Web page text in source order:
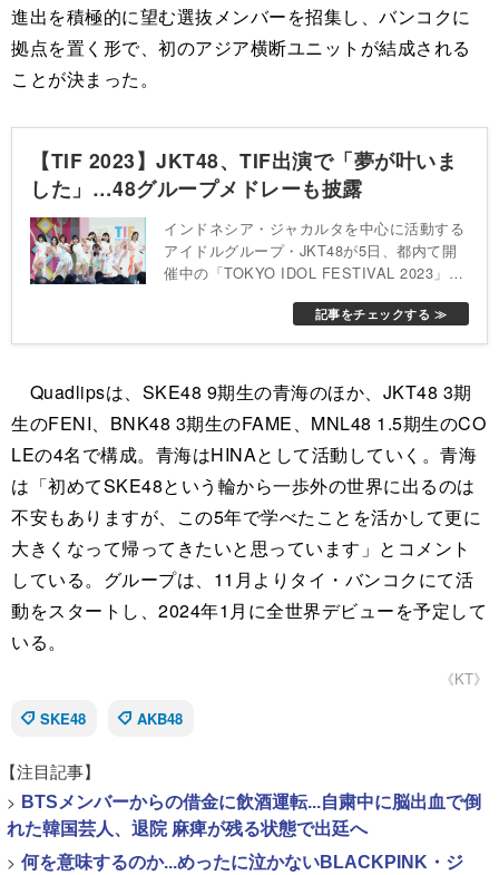
進出を積極的に望む選抜メンバーを招集し、バンコクに
拠点を置く形で、初のアジア横断ユニットが結成される
ことが決まった。
【TIF 2023】JKT48、TIF出演で「夢が叶いま
した」…48グループメドレーも披露
インドネシア・ジャカルタを中心に活動する
アイドルグループ・JKT48が5日、都内て開
催中の「TOKYO IDOL FESTIVAL 2023」に
記事をチェックする ≫
Quadlipsは、SKE48 9期生の青海のほか、JKT48 3期
生のFENI、BNK48 3期生のFAME、MNL48 1.5期生のCO
LEの4名で構成。青海はHINAとして活動していく。青海
は「初めてSKE48という輪から一歩外の世界に出るのは
不安もありますが、この5年で学べたことを活かして更に
大きくなって帰ってきたいと思っています」とコメント
している。グループは、11月よりタイ・バンコクにて活
動をスタートし、2024年1月に全世界デビューを予定して
いる。
《KT》
SKE48
AKB48
【注目記事】
> BTSメンバーからの借金に飲酒運転...自粛中に脳出血で倒
れた韓国芸人、退院 麻痺が残る状態で出廷へ
> 何を意味するのか...めったに泣かないBLACKPINK・ジ